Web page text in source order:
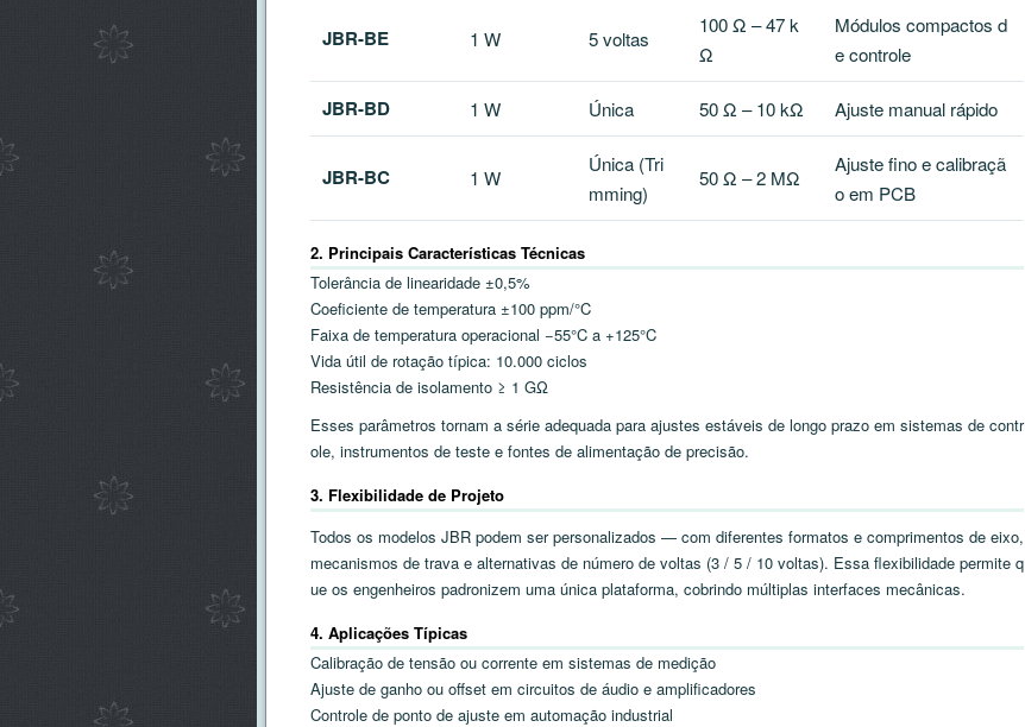
JBR-BE 1 W 5 voltas
100 Ω – 47 k
Ω
Módulos compactos d
e controle
JBR-BD 1 W Única 50 Ω – 10 kΩ Ajuste manual rápido
JBR-BC 1 W
Única (Tri
mming)
50 Ω – 2 MΩ
Ajuste fino e calibraçã
o em PCB
2. Principais Características Técnicas
Tolerância de linearidade ±0,5%
Coeficiente de temperatura ±100 ppm/°C
Faixa de temperatura operacional −55°C a +125°C
Vida útil de rotação típica: 10.000 ciclos
Resistência de isolamento ≥ 1 GΩ
Esses parâmetros tornam a série adequada para ajustes estáveis de longo prazo em sistemas de contr
ole, instrumentos de teste e fontes de alimentação de precisão.
3. Flexibilidade de Projeto
Todos os modelos JBR podem ser personalizados — com diferentes formatos e comprimentos de eixo,
mecanismos de trava e alternativas de número de voltas (3 / 5 / 10 voltas). Essa flexibilidade permite q
ue os engenheiros padronizem uma única plataforma, cobrindo múltiplas interfaces mecânicas.
4. Aplicações Típicas
Calibração de tensão ou corrente em sistemas de medição
Ajuste de ganho ou offset em circuitos de áudio e amplificadores
Controle de ponto de ajuste em automação industrial